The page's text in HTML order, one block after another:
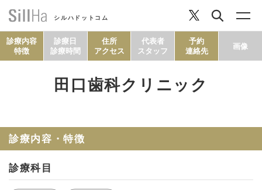
シルハドットコム
診療内容
特徴
診療日
診療時間
住所
アクセス
代表者
スタッフ
予約
連絡先
画像
田口歯科クリニック
診療内容・特徴
診療科目